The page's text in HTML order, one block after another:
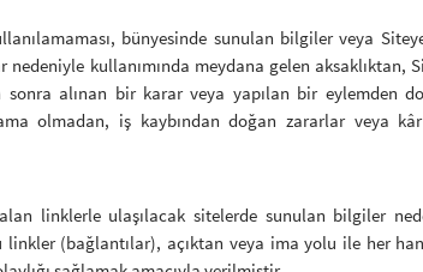
bünyesinde sunulan bilgiler veya
nedeniyle kullanımında meydana gelen aksaklıktan,
sonra alınan bir karar veya yapılan bir eylemden
olmadan, iş kaybından doğan zararlar veya
linklerle ulaşılacak sitelerde sunulan bilgiler
linkler (bağlantılar), açıktan veya ima yolu ile her